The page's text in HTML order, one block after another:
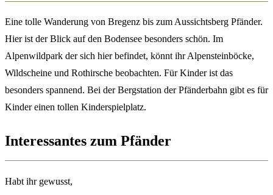
Eine tolle Wanderung von Bregenz bis zum Aussichtsberg Pfänder.
Hier ist der Blick auf den Bodensee besonders schön. Im
Alpenwildpark der sich hier befindet, könnt ihr Alpensteinböcke,
Wildscheine und Rothirsche beobachten. Für Kinder ist das
besonders spannend. Bei der Bergstation der Pfänderbahn gibt es für
Kinder einen tollen Kinderspielplatz.
Interessantes zum Pfänder
Habt ihr gewusst,